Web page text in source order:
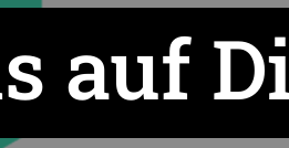
auf